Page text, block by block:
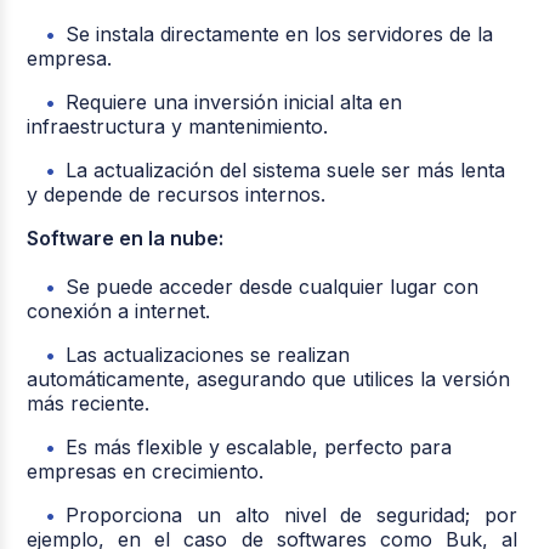
Se instala directamente en los servidores de la
empresa.
Requiere una inversión inicial alta en
infraestructura y mantenimiento.
La actualización del sistema suele ser más lenta
y depende de recursos internos.
Software en la nube:
Se puede acceder desde cualquier lugar con
conexión a internet.
Las actualizaciones se realizan
automáticamente, asegurando que utilices la versión
más reciente.
Es más flexible y escalable, perfecto para
empresas en crecimiento.
Proporciona un alto nivel de seguridad; por
ejemplo, en el caso de softwares como Buk, al